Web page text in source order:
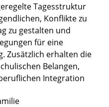
Tagesstruktur
Konflikte zu
zu gestalten und
für eine
Zusätzlich erhalten die
Belangen,
Integration